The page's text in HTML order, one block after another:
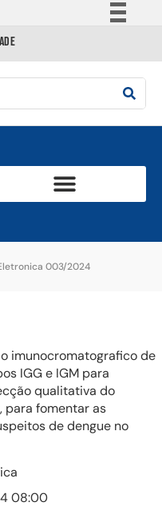
Comunica BR
Acesso à informação
003/2024
imunocromatografico de
IGG e IGM para
qualitativa do
para fomentar as
de dengue no
08:00